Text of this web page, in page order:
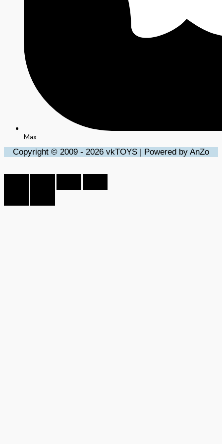
Max
Copyright © 2009 - 2026 vkTOYS | Powered by AnZo